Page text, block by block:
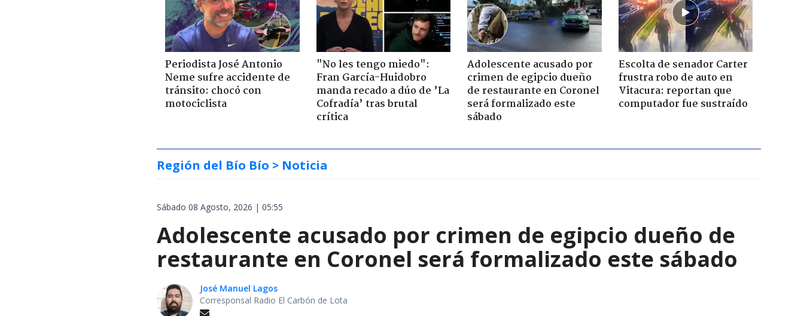
Periodista José Antonio
Neme sufre accidente de
tránsito: chocó con
motociclista
"No les tengo miedo":
Fran García-Huidobro
manda recado a dúo de ’La
Cofradía’ tras brutal
crítica
Adolescente acusado por
crimen de egipcio dueño
de restaurante en Coronel
será formalizado este
sábado
Escolta de senador Carter
frustra robo de auto en
Vitacura: reportan que
computador fue sustraído
Región del Bío Bío > Noticia
Sábado 08 Agosto, 2026 | 05:55
Adolescente acusado por crimen de egipcio dueño de
restaurante en Coronel será formalizado este sábado
José Manuel Lagos
Corresponsal Radio El Carbón de Lota